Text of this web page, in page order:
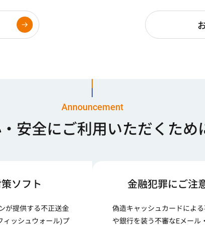
Announcement
安全に ご利用いただくため
ソフト
が提供する不正送金
ィッシュウォール)プ
金融犯罪にご注
偽造キャッシュカードによ
や銀行を装う不審なEメール